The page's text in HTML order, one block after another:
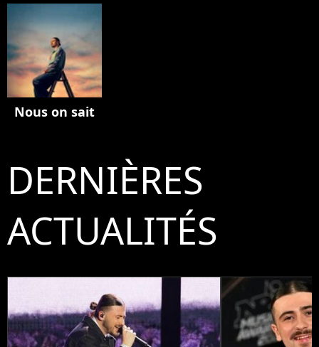
Nous on sait
DERNIÈRES
ACTUALITÉS